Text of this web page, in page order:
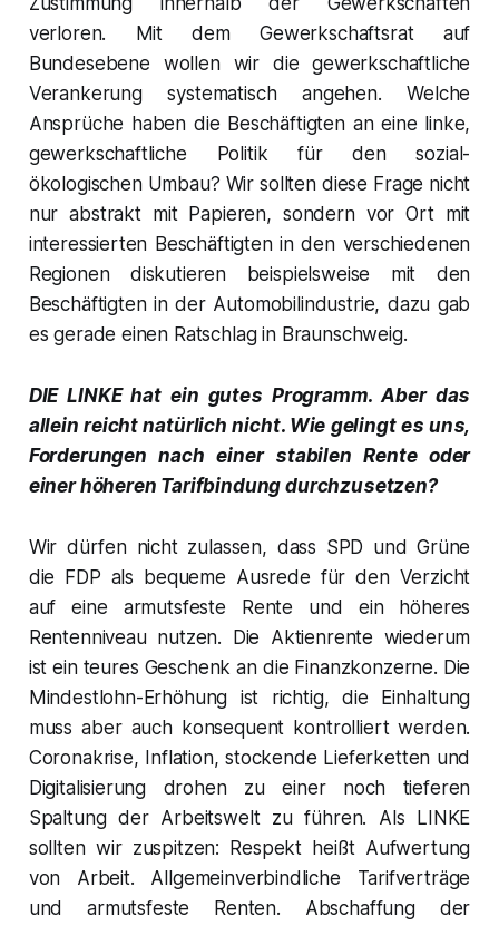
verloren. Mit dem Gewerkschaftsrat auf
Bundesebene wollen wir die gewerkschaftliche
Verankerung systematisch angehen. Welche
Ansprüche haben die Beschäftigten an eine linke,
gewerkschaftliche Politik für den sozial-
ökologischen Umbau? Wir sollten diese Frage nicht
nur abstrakt mit Papieren, sondern vor Ort mit
interessierten Beschäftigten in den verschiedenen
Regionen diskutieren beispielsweise mit den
Beschäftigten in der Automobilindustrie, dazu gab
es gerade einen Ratschlag in Braunschweig.
DIE LINKE hat ein gutes Programm. Aber das
allein reicht natürlich nicht. Wie gelingt es uns,
Forderungen nach einer stabilen Rente oder
einer höheren Tarifbindung durchzusetzen?
Wir dürfen nicht zulassen, dass SPD und Grüne
die FDP als bequeme Ausrede für den Verzicht
auf eine armutsfeste Rente und ein höheres
Rentenniveau nutzen. Die Aktienrente wiederum
ist ein teures Geschenk an die Finanzkonzerne. Die
Mindestlohn-Erhöhung ist richtig, die Einhaltung
muss aber auch konsequent kontrolliert werden.
Coronakrise, Inflation, stockende Lieferketten und
Digitalisierung drohen zu einer noch tieferen
Spaltung der Arbeitswelt zu führen. Als LINKE
sollten wir zuspitzen: Respekt heißt Aufwertung
von Arbeit. Allgemeinverbindliche Tarifverträge
und armutsfeste Renten. Abschaffung der